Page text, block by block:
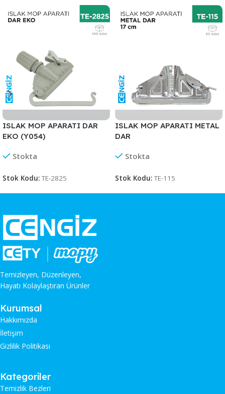
ISLAK MOP APARATI DAR
EKO (Y054)
Stokta
Stok Kodu: TE-2825
ISLAK MOP APARATI METAL
DAR
Stokta
Stok Kodu: TE-115
Temizleyen, Düzenleyen,
Hayatı Kolaylaştıran Ürünler
Kurumsal
Hakkımızda
İletişim
Gizlilik Politikası
Kategoriler
Temizlik Bezleri